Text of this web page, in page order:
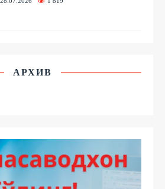
АРХИВ